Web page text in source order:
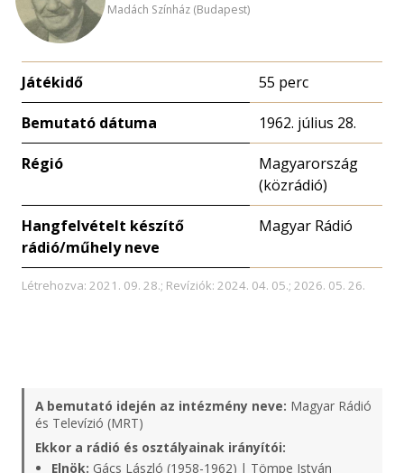
Madách Színház (Budapest)
Játékidő 55 perc
Bemutató dátuma 1962. július 28.
Régió
Magyarország
(közrádió)
Hangfelvételt készítő
rádió/műhely neve
Magyar Rádió
Létrehozva: 2021. 09. 28.; Revíziók: 2024. 04. 05.; 2026. 05. 26.
A bemutató idején az intézmény neve: Magyar Rádió
és Televízió (MRT)
Ekkor a rádió és osztályainak irányítói:
Elnök: Gács László (1958-1962) | Tömpe István